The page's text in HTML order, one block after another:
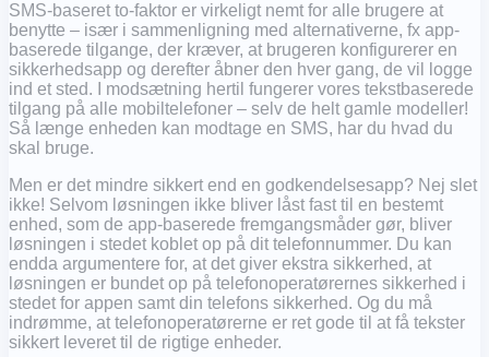
SMS-baseret to-faktor er virkeligt nemt for alle brugere at
benytte – især i sammenligning med alternativerne, fx app-
baserede tilgange, der kræver, at brugeren konfigurerer en
sikkerhedsapp og derefter åbner den hver gang, de vil logge
ind et sted. I modsætning hertil fungerer vores tekstbaserede
tilgang på alle mobiltelefoner – selv de helt gamle modeller!
Så længe enheden kan modtage en SMS, har du hvad du
skal bruge.
Men er det mindre sikkert end en godkendelsesapp? Nej slet
ikke! Selvom løsningen ikke bliver låst fast til en bestemt
enhed, som de app-baserede fremgangsmåder gør, bliver
løsningen i stedet koblet op på dit telefonnummer. Du kan
endda argumentere for, at det giver ekstra sikkerhed, at
løsningen er bundet op på telefonoperatørernes sikkerhed i
stedet for appen samt din telefons sikkerhed. Og du må
indrømme, at telefonoperatørerne er ret gode til at få tekster
sikkert leveret til de rigtige enheder.